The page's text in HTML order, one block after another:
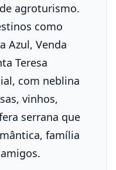
agroturismo.
como
Azul, Venda
Teresa
com neblina
vinhos,
serrana que
família